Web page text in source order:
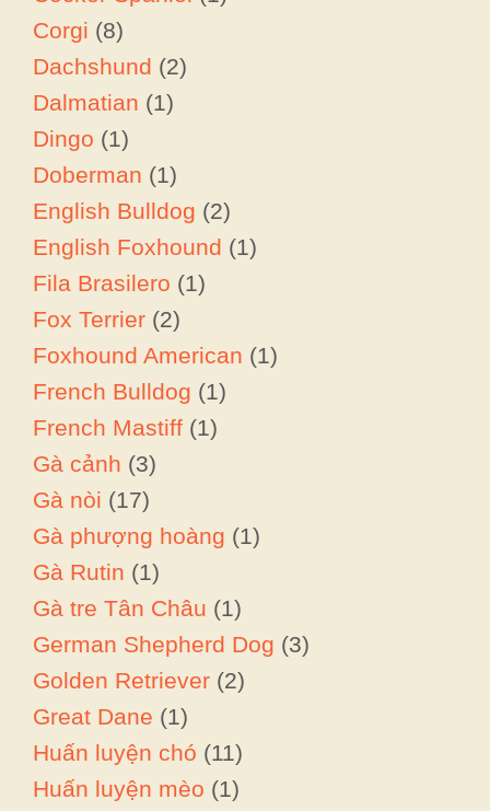
Corgi (8)
Dachshund (2)
Dalmatian (1)
Dingo (1)
Doberman (1)
English Bulldog (2)
English Foxhound (1)
Fila Brasilero (1)
Fox Terrier (2)
Foxhound American (1)
French Bulldog (1)
French Mastiff (1)
Gà cảnh (3)
Gà nòi (17)
Gà phượng hoàng (1)
Gà Rutin (1)
Gà tre Tân Châu (1)
German Shepherd Dog (3)
Golden Retriever (2)
Great Dane (1)
Huấn luyện chó (11)
Huấn luyện mèo (1)